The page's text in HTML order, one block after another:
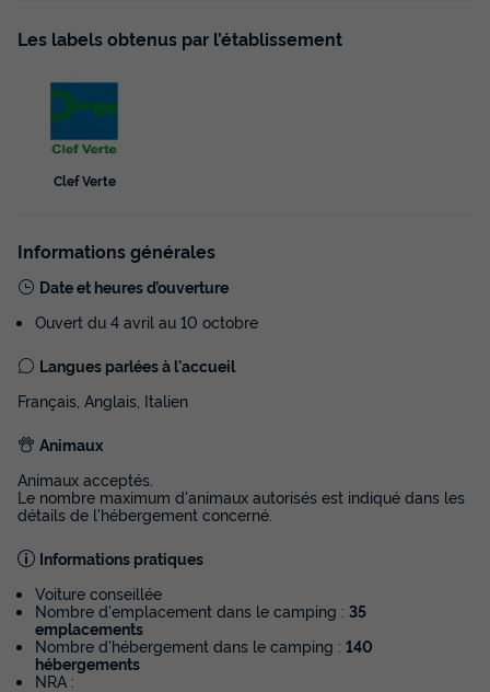
Clim.
Annulation gratuite
Surface
Adultes
Cafetière Congélateur Réfrigérateur
Micro-ondes
MOBILHOME 4 personnes - Mobil-home | Premium | 2 Ch. |
4 Pers. | Terrasse simple | Clim.
Modifier les dates
392 €
294 €
Les labels obtenus par l’établissement
Clef Verte
Informations générales
Date et heures d’ouverture
Ouvert du 4 avril au 10 octobre
Langues parlées à l'accueil
Français, Anglais, Italien
Animaux
Animaux acceptés.
Le nombre maximum d'animaux autorisés est indiqué dans les
détails de l'hébergement concerné.
Informations pratiques
Voiture conseillée
Nombre d'emplacement dans le camping : 35
emplacements
Nombre d'hébergement dans le camping : 140
hébergements
NRA :